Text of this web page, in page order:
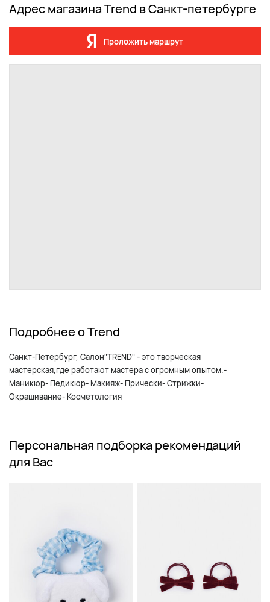
Адрес магазина Trend в Санкт-петербурге
Проложить маршрут
Подробнее о Trend
Санкт-Петербург, Салон"TREND" - это творческая
мастерская,где работают мастера с огромным опытом.-
Маникюр- Педикюр- Макияж- Прически- Стрижки-
Окрашивание- Косметология
Персональная подборка рекомендаций
для Вас